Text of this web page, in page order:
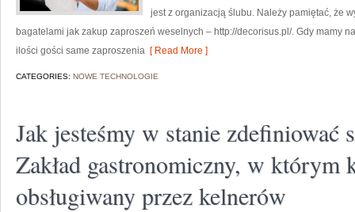
jest z organizacją ślubu. Należy pamiętać, że
bagatelami jak zakup zaproszeń weselnych – http://decorisus.pl/. Gdy mamy
ilości gości same zaproszenia [ Read More ]
CATEGORIES: NOWE TECHNOLOGIE
Jak jesteśmy w stanie zdefiniować
Zakład gastronomiczny, w którym
obsługiwany przez kelnerów